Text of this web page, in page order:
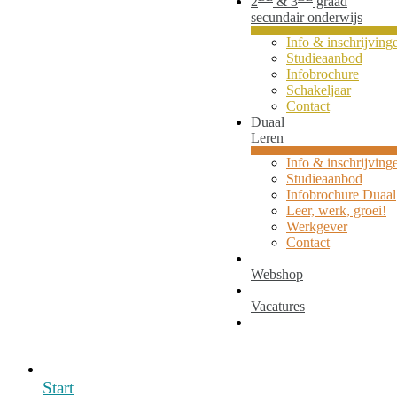
secundair onderwijs
Info &
Studieaanbod
Infobrochure
Schakeljaar
Contact
Duaal
Leren
Info &
Studieaanbod
Infobrochure Duaal
Leer, werk, groei!
Werkgever
Contact
Webshop
Vacatures
Start